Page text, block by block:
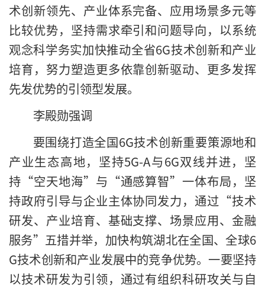
术创新领先、产业体系完备、应用场景多元等
比较优势，坚持需求牵引和问题导向，以系统
观念科学务实加快推动全省6G技术创新和产业
培育，努力塑造更多依靠创新驱动、更多发挥
先发优势的引领型发展。
李殿勋强调
要围绕打造全国6G技术创新重要策源地和
产业生态高地，坚持5G-A与6G双线并进，坚
持“空天地海”与“通感算智”一体布局，坚
持政府引导与企业主体协同发力，通过“技术
研发、产业培育、基础支撑、场景应用、金融
服务”五措并举，加快构筑湖北在全国、全球6
G技术创新和产业发展中的竞争优势。一要坚持
以技术研发为引领，通过有组织科研攻关与自